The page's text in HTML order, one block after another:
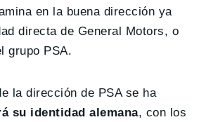
en la buena dirección ya
directa de General Motors, o
grupo PSA.
la dirección de PSA se ha
su identidad alemana, con los